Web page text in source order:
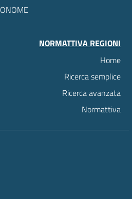
NORMATTIVA REGIONI
Home
Ricerca semplice
Ricerca avanzata
Normattiva